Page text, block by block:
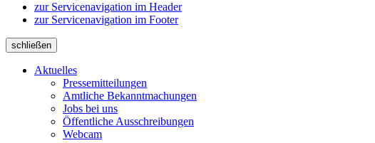
zur Servicenavigation im Header
zur Servicenavigation im Footer
schließen
Aktuelles
Pressemitteilungen
Amtliche Bekanntmachungen
Jobs bei uns
Öffentliche Ausschreibungen
Webcam